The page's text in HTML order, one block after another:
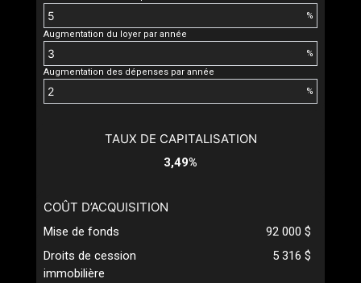
%
Augmentation du loyer par année
%
Augmentation des dépenses par année
%
TAUX DE CAPITALISATION
3,49%
COÛT D’ACQUISITION
Mise de fonds
92 000 $
Droits de cession
immobilière
5 316 $